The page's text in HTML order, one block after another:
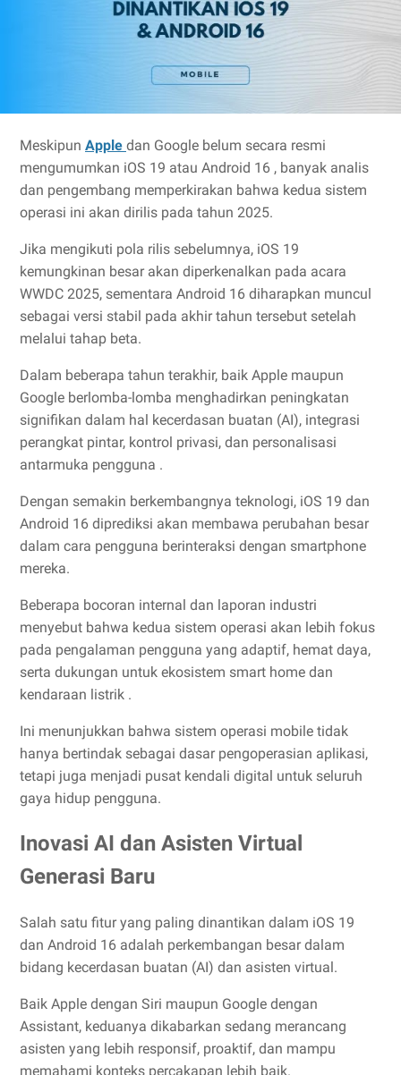
Meskipun Apple dan Google belum secara resmi
mengumumkan iOS 19 atau Android 16 , banyak analis
dan pengembang memperkirakan bahwa kedua sistem
operasi ini akan dirilis pada tahun 2025.
Jika mengikuti pola rilis sebelumnya, iOS 19
kemungkinan besar akan diperkenalkan pada acara
WWDC 2025, sementara Android 16 diharapkan muncul
sebagai versi stabil pada akhir tahun tersebut setelah
melalui tahap beta.
Dalam beberapa tahun terakhir, baik Apple maupun
Google berlomba-lomba menghadirkan peningkatan
signifikan dalam hal kecerdasan buatan (AI), integrasi
perangkat pintar, kontrol privasi, dan personalisasi
antarmuka pengguna .
Dengan semakin berkembangnya teknologi, iOS 19 dan
Android 16 diprediksi akan membawa perubahan besar
dalam cara pengguna berinteraksi dengan smartphone
mereka.
Beberapa bocoran internal dan laporan industri
menyebut bahwa kedua sistem operasi akan lebih fokus
pada pengalaman pengguna yang adaptif, hemat daya,
serta dukungan untuk ekosistem smart home dan
kendaraan listrik .
Ini menunjukkan bahwa sistem operasi mobile tidak
hanya bertindak sebagai dasar pengoperasian aplikasi,
tetapi juga menjadi pusat kendali digital untuk seluruh
gaya hidup pengguna.
Inovasi AI dan Asisten Virtual
Generasi Baru
Salah satu fitur yang paling dinantikan dalam iOS 19
dan Android 16 adalah perkembangan besar dalam
bidang kecerdasan buatan (AI) dan asisten virtual.
Baik Apple dengan Siri maupun Google dengan
Assistant, keduanya dikabarkan sedang merancang
asisten yang lebih responsif, proaktif, dan mampu
memahami konteks percakapan lebih baik.